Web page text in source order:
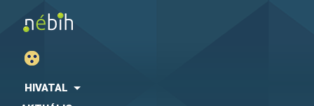
HIVATAL